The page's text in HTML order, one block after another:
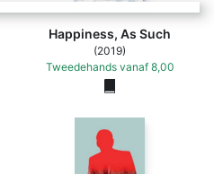
Happiness, As Such
(2019)
Tweedehands vanaf 8,00